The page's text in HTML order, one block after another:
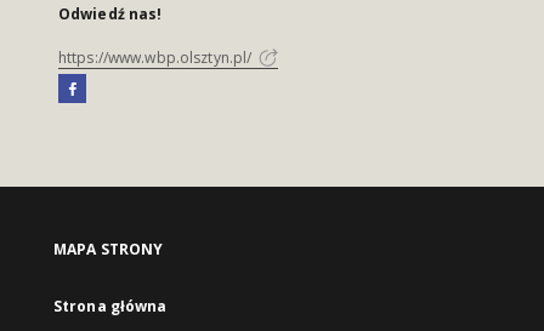
Odwiedź nas!
https://www.wbp.olsztyn.pl/
MAPA STRONY
Strona główna